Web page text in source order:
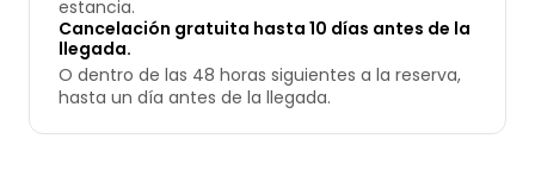
estancia.
Cancelación gratuita hasta 10 días antes de la
llegada.
O dentro de las 48 horas siguientes a la reserva,
hasta un día antes de la llegada.